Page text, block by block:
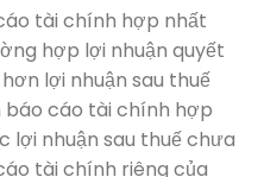
tài chính hợp nhất
hợp lợi nhuận quyết
lợi nhuận sau thuế
cáo tài chính hợp
lợi nhuận sau thuế chưa
tài chính riêng của